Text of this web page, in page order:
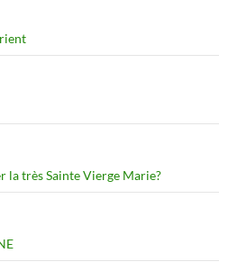
la très Sainte Vierge Marie?